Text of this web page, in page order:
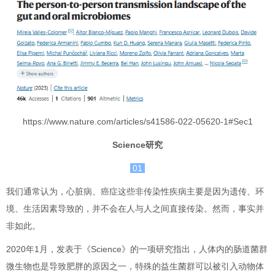
https://www.nature.com/articles/s41586-022-05620-1#Sec1
Science研究
01
我们通常认为，心脏病、癌症这些非传染性疾病主要是因为遗传、环
境、生活因素导致的，并不会在人与人之间直接传染。然而，事实并
非如此。
2020年1月，发表于《Science》的一项研究指出，人体内的肠道菌群
微生物也是导致肥胖的原因之一，特殊的益生菌群可以被引入动物体